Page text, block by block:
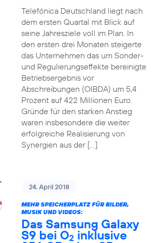
Telefónica Deutschland liegt nach
dem ersten Quartal mit Blick auf
seine Jahresziele voll im Plan. In
den ersten drei Monaten steigerte
das Unternehmen das um Sonder-
und Regulierungseffekte bereinigte
Betriebsergebnis vor
Abschreibungen (OIBDA) um 5,4
Prozent auf 422 Millionen Euro.
Gründe für den starken Anstieg
waren insbesondere die weiter
erfolgreiche Realisierung von
Synergien aus der […]
24. April 2018
MEHR SPEICHERPLATZ FÜR BILDER,
MUSIK UND VIDEOS:
Das Samsung Galaxy
S9 bei O2 inklusive